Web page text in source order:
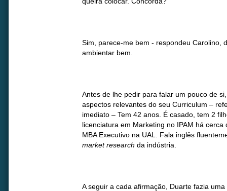
Sim, parece-me bem - respondeu Carolino,
ambientar bem.
Antes de lhe pedir para falar um pouco de
aspectos relevantes do seu Curriculum –
imediato – Tem 42 anos. É casado, tem 2
licenciatura em Marketing no IPAM há
MBA Executivo na UAL. Fala inglês
market research da indústria.
A seguir a cada afirmação, Duarte fazia